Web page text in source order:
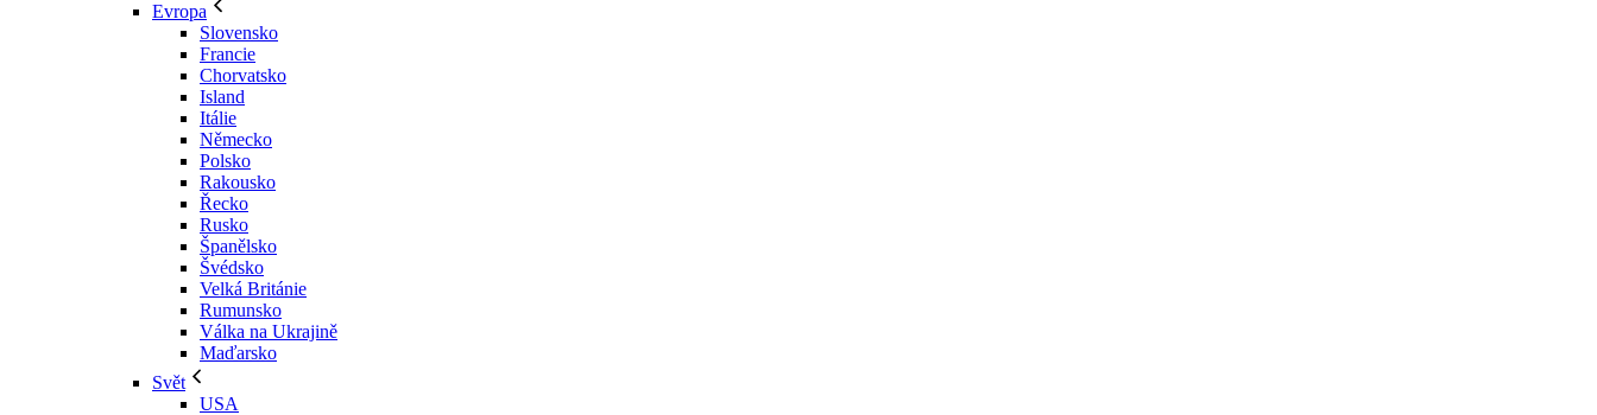
Evropa
Slovensko
Francie
Chorvatsko
Island
Itálie
Německo
Polsko
Rakousko
Řecko
Rusko
Španělsko
Švédsko
Velká Británie
Rumunsko
Válka na Ukrajině
Maďarsko
Svět
USA